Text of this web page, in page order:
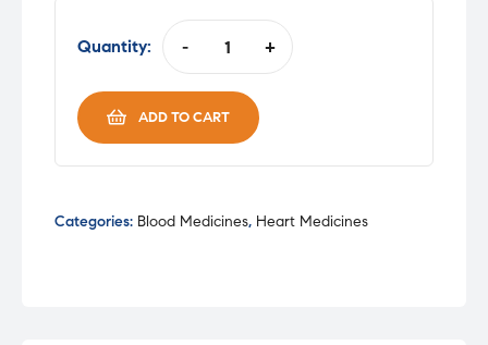
Quantity: -
PLAVIX
TAB
+
ADD TO CART
Categories: Blood Medicines, Heart Medicines